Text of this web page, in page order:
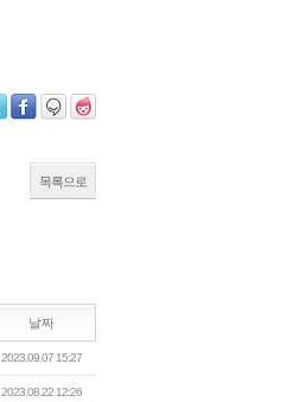
목록으로
날짜
2023.09.07 15:27
2023.08.22 12:26